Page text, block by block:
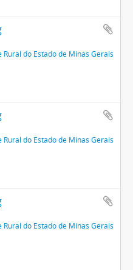
Rural do Estado de Minas Gerais
Rural do Estado de Minas Gerais
Rural do Estado de Minas Gerais